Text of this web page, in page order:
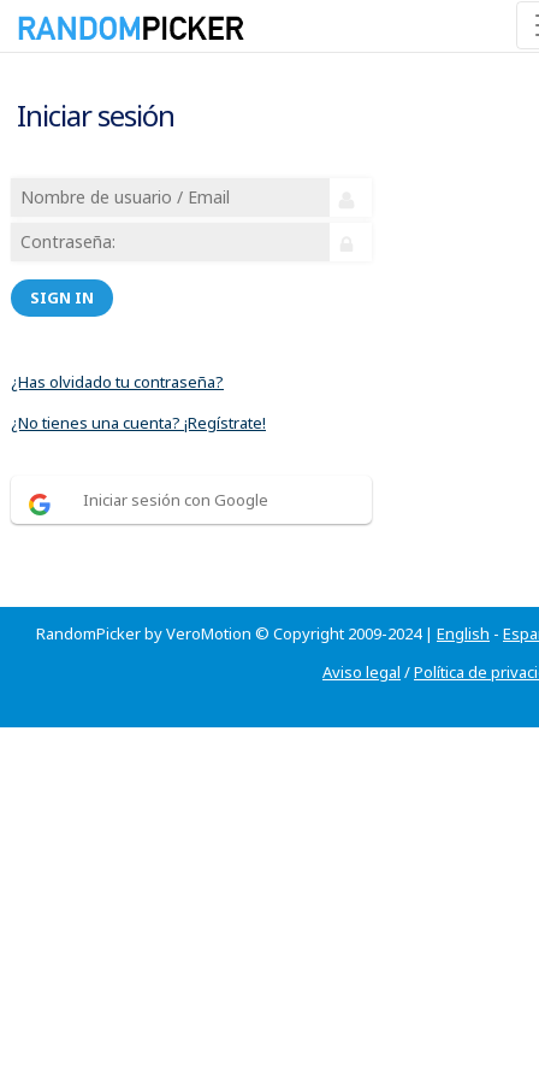
Iniciar sesión
SIGN IN
¿Has olvidado tu contraseña?
¿No tienes una cuenta? ¡Regístrate!
Iniciar sesión con Google
RandomPicker by VeroMotion © Copyright 2009-2024 | English -
Aviso legal /Política de